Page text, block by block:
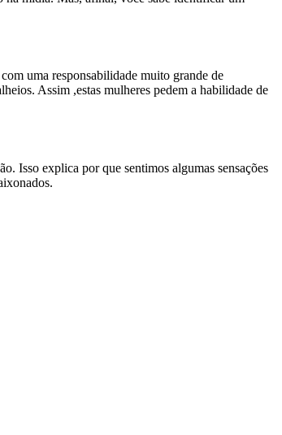
uma responsabilidade muito grande de
Assim ,estas mulheres pedem a habilidade de
Isso explica por que sentimos algumas sensações